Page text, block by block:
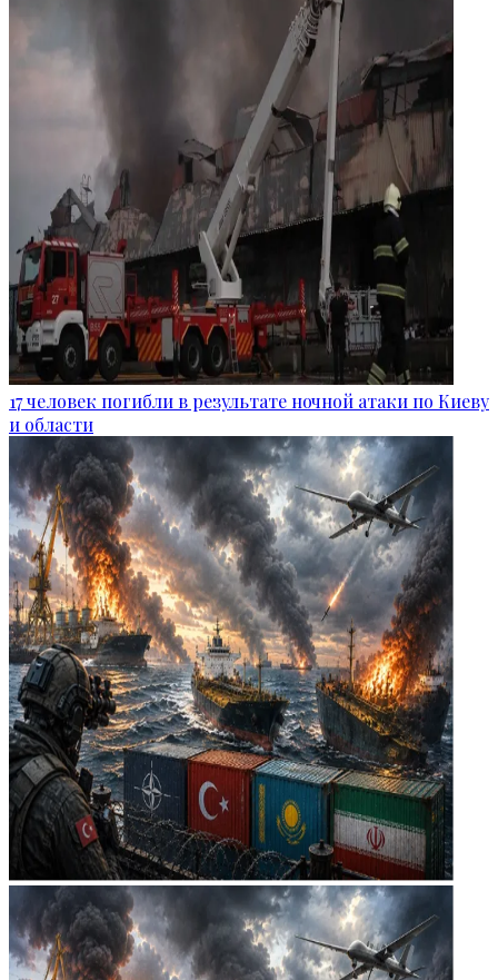
17 человек погибли в результате ночной атаки по Киеву
и области